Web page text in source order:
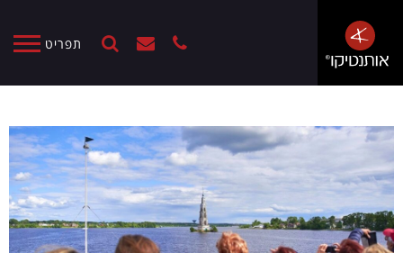
תפריט